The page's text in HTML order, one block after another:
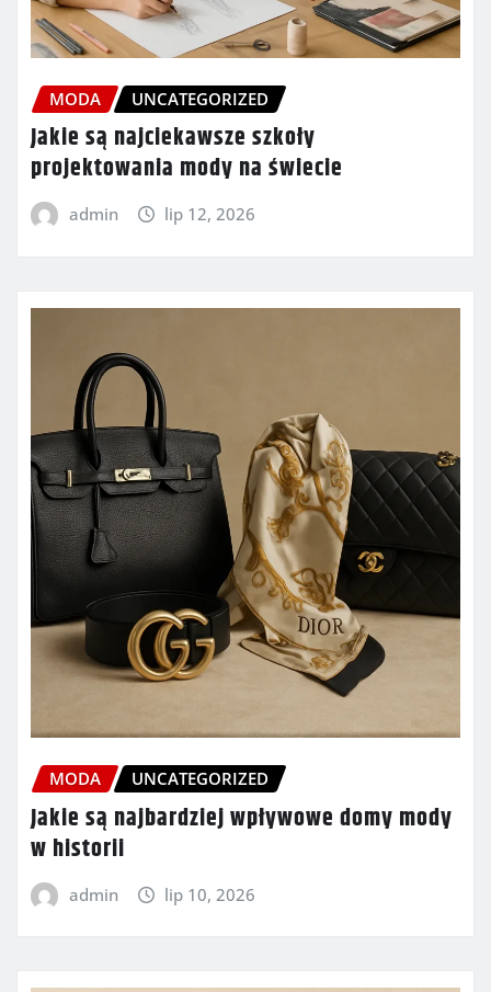
MODA UNCATEGORIZED
Jakie są najciekawsze szkoły
projektowania mody na świecie
admin lip 12, 2026
MODA UNCATEGORIZED
Jakie są najbardziej wpływowe domy mody
w historii
admin lip 10, 2026